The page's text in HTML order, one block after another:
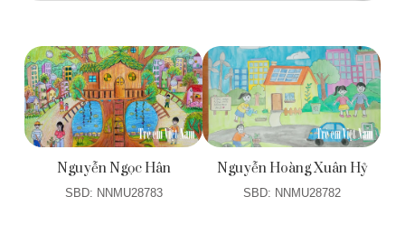
Nguyễn Ngọc Hân
SBD: NNMU28783
Nguyễn Hoàng Xuân Hỷ
SBD: NNMU28782